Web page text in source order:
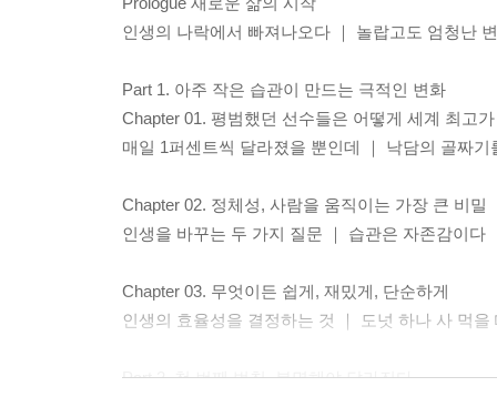
인생의 나락에서 빠져나오다 ｜ 놀랍고도 엄청난
Part 1. 아주 작은 습관이 만드는 극적인 변화
Chapter 01. 평범했던 선수들은 어떻게 세계 최고
매일 1퍼센트씩 달라졌을 뿐인데 ｜ 낙담의 골짜
Chapter 02. 정체성, 사람을 움직이는 가장 큰 비밀
인생을 바꾸는 두 가지 질문 ｜ 습관은 자존감이다
Chapter 03. 무엇이든 쉽게, 재밌게, 단순하게
인생의 효율성을 결정하는 것 ｜ 도넛 하나 사 먹
Part 2. 첫 번째 법칙, 분명해야 달라진다